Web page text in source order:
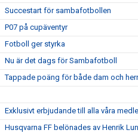
Succestart för sambafotbollen
P07 på cupäventyr
Fotboll ger styrka
Nu är det dags för Sambafotboll
Tappade poäng för både dam och herr
Exklusivt erbjudande till alla våra
Husqvarna FF belönades av Henrik